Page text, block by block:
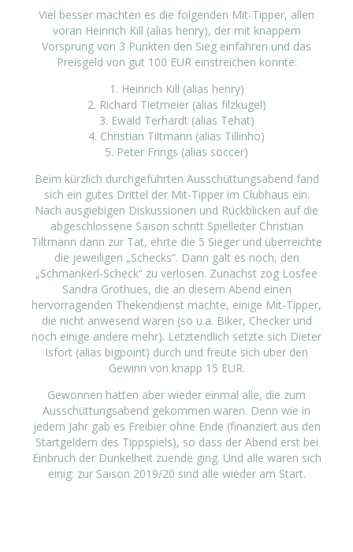
Viel besser machten es die folgenden Mit-Tipper, allen
voran Heinrich Kill (alias henry), der mit knappem
Vorsprung von 3 Punkten den Sieg einfahren und das
Preisgeld von gut 100 EUR einstreichen konnte:
1. Heinrich Kill (alias henry)
2. Richard Tietmeier (alias filzkugel)
3. Ewald Terhardt (alias Tehat)
4. Christian Tiltmann (alias Tillinho)
5. Peter Frings (alias soccer)
Beim kürzlich durchgeführten Ausschüttungsabend fand
sich ein gutes Drittel der Mit-Tipper im Clubhaus ein.
Nach ausgiebigen Diskussionen und Rückblicken auf die
abgeschlossene Saison schritt Spielleiter Christian
Tiltmann dann zur Tat, ehrte die 5 Sieger und überreichte
die jeweiligen „Schecks“. Dann galt es noch, den
„Schmankerl-Scheck“ zu verlosen. Zunächst zog Losfee
Sandra Grothues, die an diesem Abend einen
hervorragenden Thekendienst machte, einige Mit-Tipper,
die nicht anwesend waren (so u.a. Biker, Checker und
noch einige andere mehr). Letztendlich setzte sich Dieter
Isfort (alias bigpoint) durch und freute sich über den
Gewinn von knapp 15 EUR.
Gewonnen hatten aber wieder einmal alle, die zum
Ausschüttungsabend gekommen waren. Denn wie in
jedem Jahr gab es Freibier ohne Ende (finanziert aus den
Startgeldern des Tippspiels), so dass der Abend erst bei
Einbruch der Dunkelheit zuende ging. Und alle waren sich
einig: zur Saison 2019/20 sind alle wieder am Start.